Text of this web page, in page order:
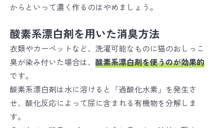
からといって濃く作るのはやめましょう。
酸素系漂白剤を用いた消臭方法
衣類やカーペットなど、洗濯可能なものに猫のおしっこ
臭が染み付いた場合は、 酸素系漂白剤を使うのが効果的
です。
酸素系漂白剤は水に溶けると「過酸化水素」を発生さ
せ、酸化反応によって尿に含まれる有機物を分解しま
す。